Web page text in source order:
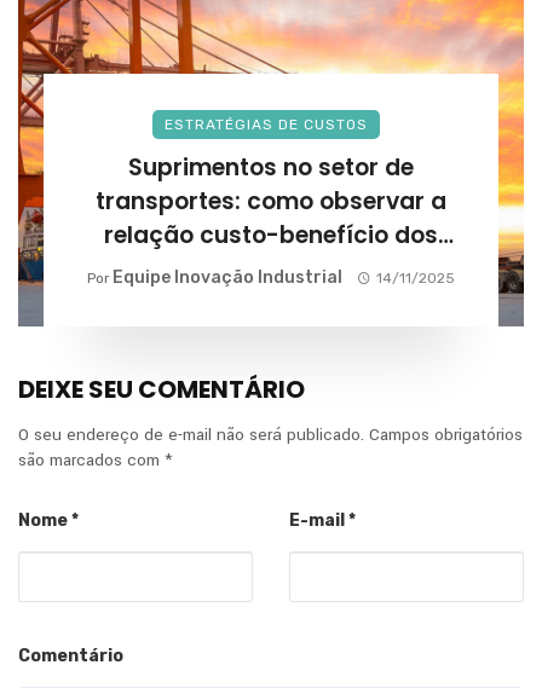
ESTRATÉGIAS DE CUSTOS
Suprimentos no setor de
transportes: como observar a
relação custo-benefício dos
fornecedores?
Por Equipe Inovação Industrial 14/11/2025
DEIXE SEU COMENTÁRIO
O seu endereço de e-mail não será publicado. Campos obrigatórios
são marcados com *
Nome* E-mail *
Comentário